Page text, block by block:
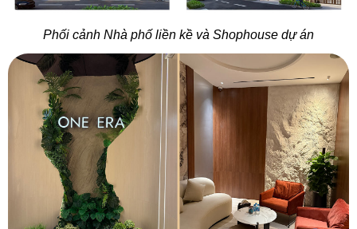
Phối cảnh Nhà phố liền kề và Shophouse dự án